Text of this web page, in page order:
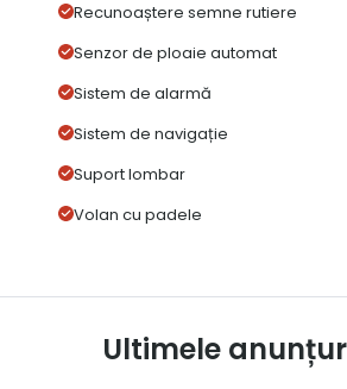
Recunoaștere semne rutiere
Senzor de ploaie automat
Sistem de alarmă
Sistem de navigație
Suport lombar
Volan cu padele
Ultimele